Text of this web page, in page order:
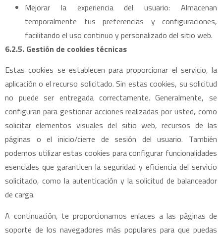
Mejorar la experiencia del usuario: Almacenan
temporalmente tus preferencias y configuraciones,
facilitando el uso continuo y personalizado del sitio web.
6.2.5. Gestión de cookies técnicas
Estas cookies se establecen para proporcionar el servicio, la
aplicación o el recurso solicitado. Sin estas cookies, su solicitud
no puede ser entregada correctamente. Generalmente, se
configuran para gestionar acciones realizadas por usted, como
solicitar elementos visuales del sitio web, recursos de las
páginas o el inicio/cierre de sesión del usuario. También
podemos utilizar estas cookies para configurar funcionalidades
esenciales que garanticen la seguridad y eficiencia del servicio
solicitado, como la autenticación y la solicitud de balanceador
de carga.
A continuación, te proporcionamos enlaces a las páginas de
soporte de los navegadores más populares para que puedas